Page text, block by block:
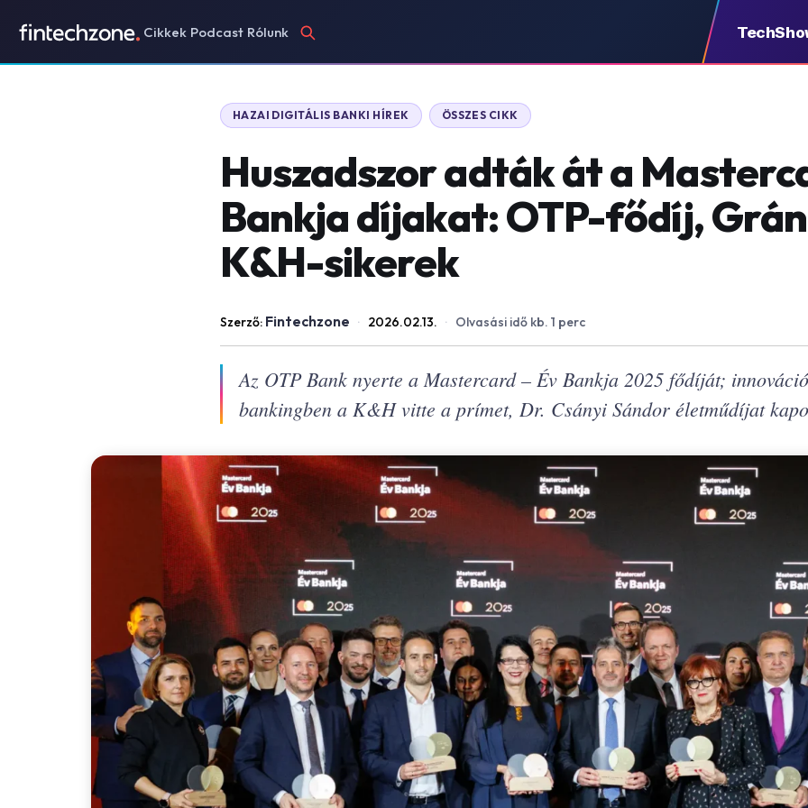
Cikkek Podcast Rólunk
HAZAI DIGITÁLIS BANKI HÍREK ÖSSZES CIKK
Huszadszor adták át a
Bankja díjakat: OTP-fődíj,
K&H-sikerek
Szerző: Fintechzone · 2026.02.13. · Olvasási idő kb. 1 perc
Az OTP Bank nyerte a Mastercard – Év Bankja 2025 fődíját;
bankingben a K&H vitte a prímet, Dr. Csányi Sándor életműdíjat